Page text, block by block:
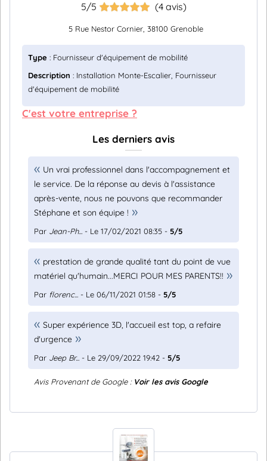
5/5 (4 avis)
5 Rue Nestor Cornier, 38100 Grenoble
Type : Fournisseur d'équipement de mobilité
Description : Installation Monte-Escalier, Fournisseur
d'équipement de mobilité
C'est votre entreprise ?
Les derniers avis
Un vrai professionnel dans l'accompagnement et
le service. De la réponse au devis à l'assistance
après-vente, nous ne pouvons que recommander
Stéphane et son équipe !
Par Jean-Ph... - Le 17/02/2021 08:35 - 5/5
prestation de grande qualité tant du point de vue
matériel qu'humain...MERCI POUR MES PARENTS!!
Par florenc... - Le 06/11/2021 01:58 - 5/5
Super expérience 3D, l'accueil est top, a refaire
d'urgence
Par Jeep Br... - Le 29/09/2022 19:42 - 5/5
Avis Provenant de Google : Voir les avis Google